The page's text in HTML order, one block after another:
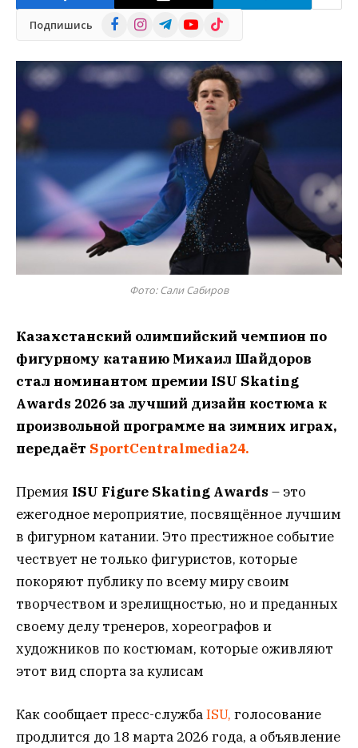
Подпишись FacebookInstagramTelegramYouTube
TikTok
Фото: Сали Сабиров
Казахстанский олимпийский чемпион по
фигурному катанию Михаил Шайдоров
стал номинантом премии ISU Skating
Awards 2026 за лучший дизайн костюма к
произвольной программе на зимних играх,
передаёт SportCentralmedia24.
Премия ISU Figure Skating Awards – это
ежегодное мероприятие, посвящённое лучшим
в фигурном катании. Это престижное событие
чествует не только фигуристов, которые
покоряют публику по всему миру своим
творчеством и зрелищностью, но и преданных
своему делу тренеров, хореографов и
художников по костюмам, которые оживляют
этот вид спорта за кулисам
Как сообщает пресс-службаISU, голосование
продлится до 18 марта 2026 года, а объявление